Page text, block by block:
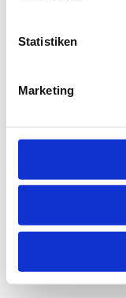
Statistiken
Marketing